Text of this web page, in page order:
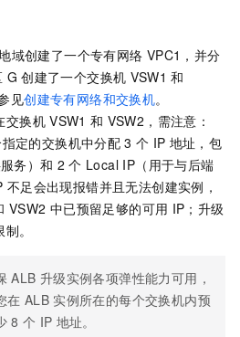
域创建了一个专有网络 VPC1，并分
G 创建了一个交换机 VSW1 和
见创建专有网络和交换机。
交换机 VSW1 和 VSW2，需注意：
定的交换机中分配 3 个 IP 地址，包
务）和 2 个 Local IP（用于与后端
不足会出现报错并且无法创建实例，
VSW2 中已预留足够的可用 IP；升级
。
ALB 升级实例各项弹性能力可用，
在 ALB 实例所在的每个交换机内预
8 个 IP 地址。